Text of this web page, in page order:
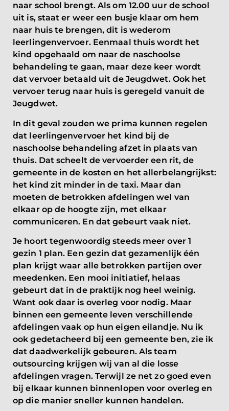
naar school brengt. Als om 12.00 uur de school
uit is, staat er weer een busje klaar om hem
naar huis te brengen, dit is wederom
leerlingenvervoer. Eenmaal thuis wordt het
kind opgehaald om naar de naschoolse
behandeling te gaan, maar deze keer wordt
dat vervoer betaald uit de Jeugdwet. Ook het
vervoer terug naar huis is geregeld vanuit de
Jeugdwet.
In dit geval zouden we prima kunnen regelen
dat leerlingenvervoer het kind bij de
naschoolse behandeling afzet in plaats van
thuis. Dat scheelt de vervoerder een rit, de
gemeente in de kosten en het allerbelangrijkst:
het kind zit minder in de taxi. Maar dan
moeten de betrokken afdelingen wel van
elkaar op de hoogte zijn, met elkaar
communiceren. En dat gebeurt vaak niet.
Je hoort tegenwoordig steeds meer over 1
gezin 1 plan. Een gezin dat gezamenlijk één
plan krijgt waar alle betrokken partijen over
meedenken. Een mooi initiatief, helaas
gebeurt dat in de praktijk nog heel weinig.
Want ook daar is overleg voor nodig. Maar
binnen een gemeente leven verschillende
afdelingen vaak op hun eigen eilandje. Nu ik
ook gedetacheerd bij een gemeente ben, zie ik
dat daadwerkelijk gebeuren. Als team
outsourcing krijgen wij van al die losse
afdelingen vragen. Terwijl ze net zo goed even
bij elkaar kunnen binnenlopen voor overleg en
op die manier sneller kunnen handelen.